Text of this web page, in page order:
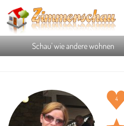
Schau' wie andere wohnen
4